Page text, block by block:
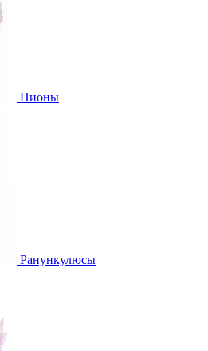
Пионы
Ранункулюсы